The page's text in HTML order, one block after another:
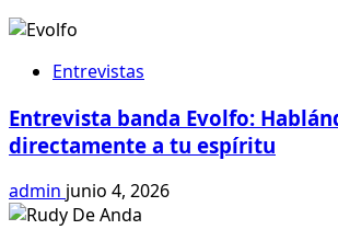
a
Of
Stone
Age
en
Chile
2014
Entrevistas
Entrevista banda Evolfo:
directamente a tu espíritu
admin junio 4, 2026